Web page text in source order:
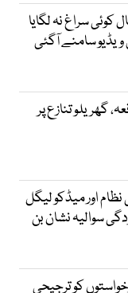
کوئی سراغ نہ لگایا
سامنے آگئی
گھریلو تنازع پر
اور میڈکو لیگل
سوالیہ نشان بن
کو ترجیحی